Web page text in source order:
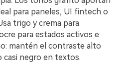
para paneles, UI fintech o
trigo y crema para
para estados activos e
mantén el contraste alto
casi negro en textos.